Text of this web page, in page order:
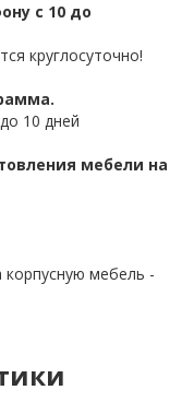
с 10 до
круглосуточно!
10 дней
мебели на
корпусную мебель -